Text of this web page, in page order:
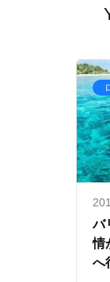
バ
情
へ